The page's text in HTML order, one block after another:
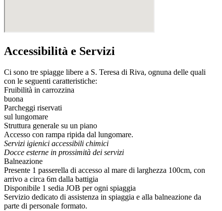
Accessibilità e Servizi
Ci sono tre spiagge libere a S. Teresa di Riva, ognuna delle quali
con le seguenti caratteristiche:
Fruibilità in carrozzina
buona
Parcheggi riservati
sul lungomare
Struttura generale su un piano
Accesso con rampa ripida dal lungomare.
Servizi igienici accessibili chimici
Docce esterne in prossimità dei servizi
Balneazione
Presente 1 passerella di accesso al mare di larghezza 100cm, con
arrivo a circa 6m dalla battigia
Disponibile 1 sedia JOB per ogni spiaggia
Servizio dedicato di assistenza in spiaggia e alla balneazione da
parte di personale formato.